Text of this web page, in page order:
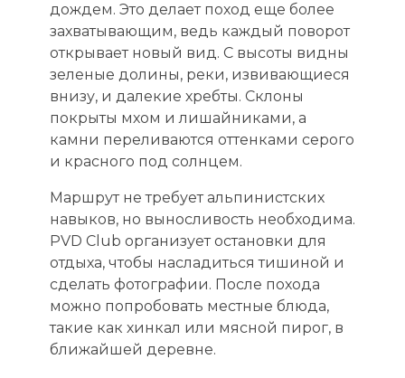
дождем. Это делает поход еще более
захватывающим, ведь каждый поворот
открывает новый вид. С высоты видны
зеленые долины, реки, извивающиеся
внизу, и далекие хребты. Склоны
покрыты мхом и лишайниками, а
камни переливаются оттенками серого
и красного под солнцем.
Маршрут не требует альпинистских
навыков, но выносливость необходима.
PVD Club организует остановки для
отдыха, чтобы насладиться тишиной и
сделать фотографии. После похода
можно попробовать местные блюда,
такие как хинкал или мясной пирог, в
ближайшей деревне.